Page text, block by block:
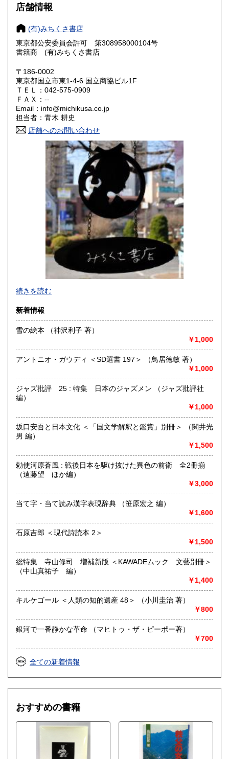
岐阜県
愛知県
滋賀県 990円
大阪府 990円
奈良県
鳥取県
1,150円 広島県
1,150円 徳島県
1,150円 愛媛県
1,150円 福岡県
1,410円 長崎県
1,410円 大分県
1,410円 鹿児島県
沖縄県
店舗情報
(有)みちくさ書店
東京都公安委員会許可 第308958000104号
書籍商 (有)みちくさ書店
〒186-0002
東京都国立市東1-4-6 国立商協ビル1F
ＴＥＬ：042-575-0909
ＦＡＸ：--
Email：info@michikusa.co.jp
担当者：青木 耕史
店舗へのお問い合わせ
国立駅前の古書店です。
2020年5月に引っ越ししました。
ゆったり、ゆっくりと本を探せる店になりました。
定休日なし、店舗で通販在庫の販売・受け渡し可能です。
ぶらりと みちくさ にいらしてください。
沿線名：中央線
最寄駅：JR中央線・国立駅 (徒歩1分)
定休日：無し(※12/31～1/3は休業)
関東一円、出張買取にお伺いします。
古本・古書籍の他にも古物全般(CD・DVD、レコード、書道
用品、玩具(鉄道模型・ミニカーなど)買い取りいたします。
ぜひご相談ください。
買取ご相談フリーダイヤル
0120-797-090
メールでお問い合せ
info@michikusa.co.jp
哲学宗教、社会科学、美術工芸、趣味、古書一般（その他）
思想哲学宗教、歴史、社会科学、学術文庫、動植物、アー
ト・展覧会図録、趣味と生活の本、絵本、ＣＤ、レコード
続きを読む
新着情報
雪の絵本 （神沢利子 著）
￥1,000
アントニオ・ガウディ ＜SD選書 197＞ （鳥居徳敏 著）
￥1,000
ジャズ批評 25 : 特集 日本のジャズメン （ジャズ批評社
編）
￥1,000
坂口安吾と日本文化 ＜「国文学解釈と鑑賞」別冊＞ （関井光
男 編）
￥1,500
勅使河原蒼風 : 戦後日本を駆け抜けた異色の前衛 全2冊揃
（遠藤望 ほか編）
￥3,000
当て字・当て読み漢字表現辞典 （笹原宏之 編）
￥1,600
石原吉郎 ＜現代詩読本 2＞
￥1,500
総特集 寺山修司 増補新版 ＜KAWADEムック 文藝別冊＞
（中山真祐子 編）
￥1,400
キルケゴール ＜人類の知的遺産 48＞ （小川圭治 著）
￥800
銀河で一番静かな革命 （マヒトゥ・ザ・ピーポー著）
￥700
全ての新着情報
おすすめの書籍